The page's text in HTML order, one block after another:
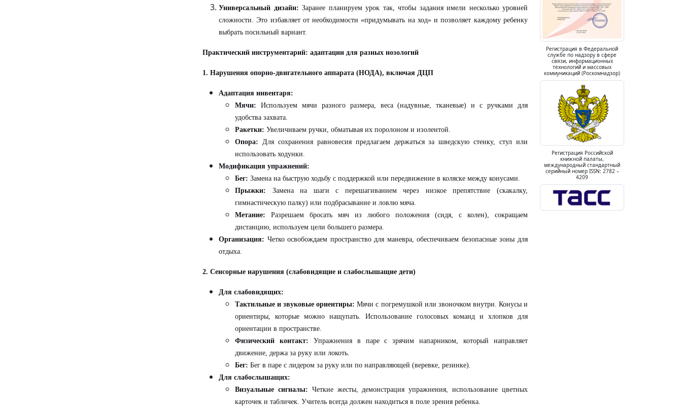
Универсальный дизайн: Заранее планируем урок так, чтобы задания имели несколько уровней
сложности. Это избавляет от необходимости «придумывать на ход» и позволяет каждому ребенку
выбрать посильный вариант.
Практический инструментарий: адаптации для разных нозологий
1. Нарушения опорно-двигательного аппарата (НОДА), включая ДЦП
Адаптация инвентаря:
Мячи: Используем мячи разного размера, веса (надувные, тканевые) и с ручками для
удобства захвата.
Ракетки: Увеличиваем ручки, обматывая их поролоном и изолентой.
Опора: Для сохранения равновесия предлагаем держаться за шведскую стенку, стул или
использовать ходунки.
Модификация упражнений:
Бег: Замена на быструю ходьбу с поддержкой или передвижение в коляске между конусами.
Прыжки: Замена на шаги с перешагиванием через низкое препятствие (скакалку,
гимнастическую палку) или подбрасывание и ловлю мяча.
Метание: Разрешаем бросать мяч из любого положения (сидя, с колен), сокращаем
дистанцию, используем цели большего размера.
Организация: Четко освобождаем пространство для маневра, обеспечиваем безопасные зоны для
отдыха.
2. Сенсорные нарушения (слабовидящие и слабослышащие дети)
Для слабовидящих:
Тактильные и звуковые ориентиры: Мячи с погремушкой или звоночком внутри. Конусы и
ориентиры, которые можно нащупать. Использование голосовых команд и хлопков для
ориентации в пространстве.
Физический контакт: Упражнения в паре с зрячим напарником, который направляет
движение, держа за руку или локоть.
Бег: Бег в паре с лидером за руку или по направляющей (веревке, резинке).
Для слабослышащих:
Визуальные сигналы: Четкие жесты, демонстрация упражнения, использование цветных
карточек и табличек. Учитель всегда должен находиться в поле зрения ребенка.
Регистрация в Федеральной
службе по надзору в сфере
связи, информационных
технологий и массовых
коммуникаций (Роскомнадзор)
Регистрация Российской
книжной палаты,
международный стандартный
серийный номер ISSN: 2782 –
4209